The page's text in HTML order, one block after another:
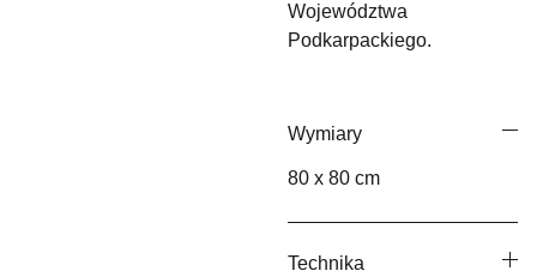
Województwa
Podkarpackiego.
Wymiary
80 x 80 cm
Technika